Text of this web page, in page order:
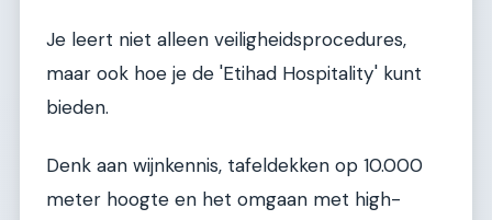
Je leert niet alleen veiligheidsprocedures,
maar ook hoe je de 'Etihad Hospitality' kunt
bieden.
Denk aan wijnkennis, tafeldekken op 10.000
meter hoogte en het omgaan met high-